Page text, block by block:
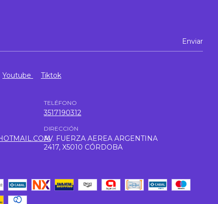
Youtube Tiktok
TELÉFONO
3517190312
DIRECCIÓN
AV. FUERZA AEREA ARGENTINA
2417, X5010 CÓRDOBA